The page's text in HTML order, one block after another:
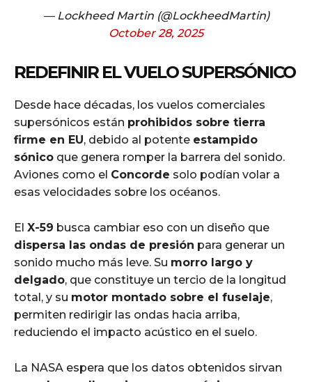
— Lockheed Martin (@LockheedMartin)
October 28, 2025
REDEFINIR EL VUELO SUPERSÓNICO
Desde hace décadas, los vuelos comerciales
supersónicos están prohibidos sobre tierra
firme en EU, debido al potente estampido
sónico que genera romper la barrera del sonido.
Aviones como el Concorde solo podían volar a
esas velocidades sobre los océanos.
El X-59 busca cambiar eso con un diseño que
dispersa las ondas de presión para generar un
sonido mucho más leve. Su morro largo y
delgado, que constituye un tercio de la longitud
total, y su motor montado sobre el fuselaje,
permiten redirigir las ondas hacia arriba,
reduciendo el impacto acústico en el suelo.
La NASA espera que los datos obtenidos sirvan